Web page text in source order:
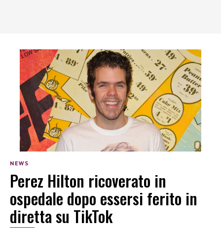
NEWS
Perez Hilton ricoverato in
ospedale dopo essersi ferito in
diretta su TikTok